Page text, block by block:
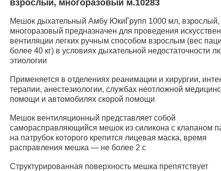
взрослый, многоразовый м.10283
Мешок дыхательный Амбу ЮкиГрупп 1000 мл, взрослый,
многоразовый предназначен для проведения
вентиляции легких ручным способом взрослым (вес
более 40 кг) в условиях дыхательной недостаточности
этиологии
Применяется в отделениях реанимации и хирургии,
терапии, анестезиологии, службах неотложной
помощи и автомобилях скорой помощи
Мешок вентиляционный представляет собой
саморасправляющийся мешок из силикона с клапаном
на патрубок которого крепится лицевая маска, время
расправления мешка — не более 2 с
Структурированная поверхность мешка препятствует